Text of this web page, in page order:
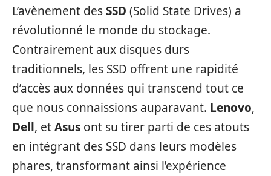
L’avènement desSSD (Solid State Drives) a
révolutionné le monde du stockage.
Contrairement aux disques durs
traditionnels, les SSD offrent une rapidité
d’accès aux données qui transcend tout ce
que nous connaissions auparavant. Lenovo,
Dell, etAsus ont su tirer parti de ces atouts
en intégrant des SSD dans leurs modèles
phares, transformant ainsi l’expérience